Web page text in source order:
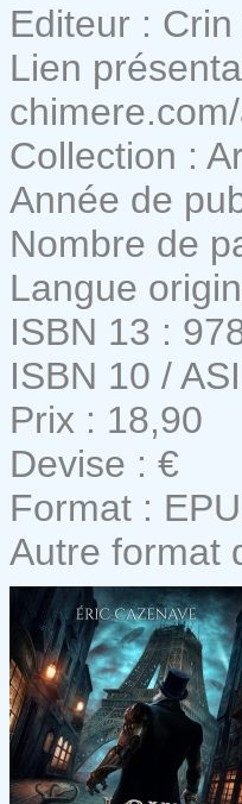
Editeur :
Lien
Collection :
Année de
Nombre de
Langue
ISBN 13 :
ISBN 10 /
Prix : 18,90
Devise : €
Format :
Autre format